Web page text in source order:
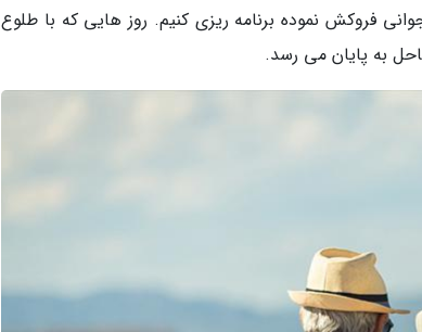
فروکش نموده برنامه ریزی کنیم. روز هایی که با طلوع
به پایان می رسد.